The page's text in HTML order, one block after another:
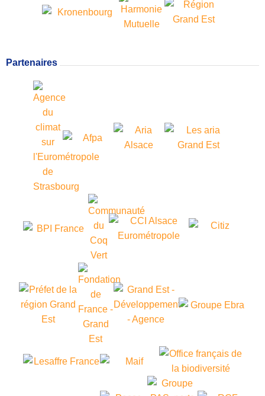
Partenaires